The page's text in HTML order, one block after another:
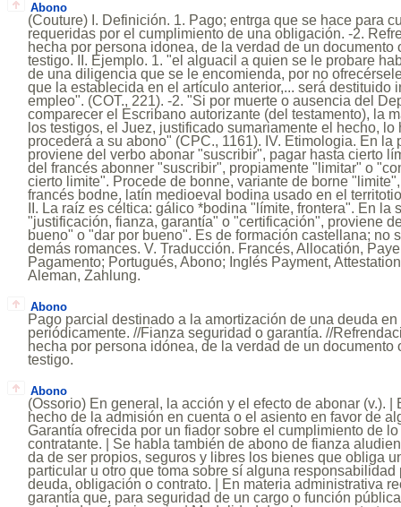
Abono
(Couture) I. Definición. 1. Pago; entrga que se hace para
requeridas por el cumplimiento de una obligación. -2.
hecha por persona idonea, de la verdad de un
testigo. II. Ejemplo. 1. "el alguacil a quien se le probare
de una diligencia que se le encomienda, por no
que la establecida en el artículo anterior,... será destituido
empleo". (COT., 221). -2. "Si por muerte o ausencia del
comparecer el Escribano autorizante (del testamento), la
los testigos, el Juez, justificado sumariamente el hecho, lo
procederá a su abono" (CPC., 1161). IV. Etimologia. En la
proviene del verbo abonar "suscribir", pagar hasta cierto
del francés abonner "suscribir", propiamente "limitar" o
cierto limite". Procede de bonne, variante de borne
francés bodne, latín medioeval bodina usado en el
II. La raíz es céltica: gálico *bodina "límite, frontera". En la
"justificación, fianza, garantía" o "certificación", proviene
bueno" o "dar por bueno". Es de formación castellana; no
demás romances. V. Traducción. Francés, Allocatión,
Pagamento; Portugués, Abono; Inglés Payment,
Aleman, Zahlung.
Abono
Pago parcial destinado a la amortización de una deuda
periódicamente. //Fianza seguridad o garantía. //
hecha por persona idónea, de la verdad de un
testigo.
Abono
(Ossorio) En general, la acción y el efecto de abonar (v.).
hecho de la admisión en cuenta o el asiento en favor de
Garantía ofrecida por un fiador sobre el cumplimiento de
contratante. | Se habla también de abono de fianza
da de ser propios, seguros y libres los bienes que obliga
particular u otro que toma sobre sí alguna
deuda, obligación o contrato. | En materia administrativa
garantía que, para seguridad de un cargo o función